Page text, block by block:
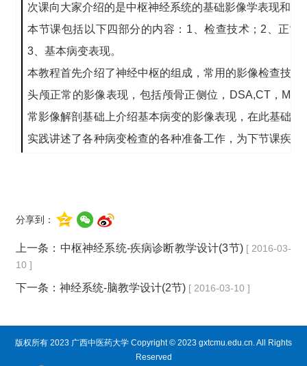
次课向大家介绍的是中枢神经系统的基础影像学表现和基
本节课包括以下四部分的内容：1、检查技术；2、正常
3、基本病变表现。
本教程首先介绍了神经中枢的组成，常用的影像检查技术
头颅正常的影像表现，包括颅骨正侧位，DSA,CT，MRI
常影像解剖基础上介绍基本病变的影像表现，在此基础上
实践讲述了各种病变检查的各种准备工作，为下节课疾病
知识目标：
熟悉头颅正常X线表现，了解脑血管（DSA）。
掌握头颅CT横断解剖影像学表现。
掌握头颅MRI横断、矢状、冠位的解剖影像学表现
掌握神经系统各类疾病常用的影像检查及其优缺点。
技能目标：
分享到：
上一条： 中枢神经系统-疾病诊断教学设计(3节) [ 2016-03-
10 ]
下一条： 神经系统-脑教学设计(2节) [ 2016-03-10 ]
版权所有 2023 广西中医药大学 Copyright © 2023 gxtcmu.edu.cn. All Rights
Reserved